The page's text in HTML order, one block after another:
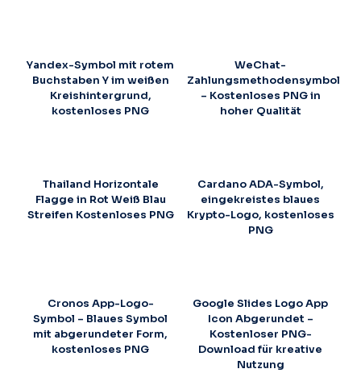
Yandex-Symbol mit rotem
Buchstaben Y im weißen
Kreishintergrund,
kostenloses PNG
WeChat-
Zahlungsmethodensymbol
– Kostenloses PNG in
hoher Qualität
Thailand Horizontale
Flagge in Rot Weiß Blau
Streifen Kostenloses PNG
Cardano ADA-Symbol,
eingekreistes blaues
Krypto-Logo, kostenloses
PNG
Cronos App-Logo-
Symbol – Blaues Symbol
mit abgerundeter Form,
kostenloses PNG
Google Slides Logo App
Icon Abgerundet –
Kostenloser PNG-
Download für kreative
Nutzung